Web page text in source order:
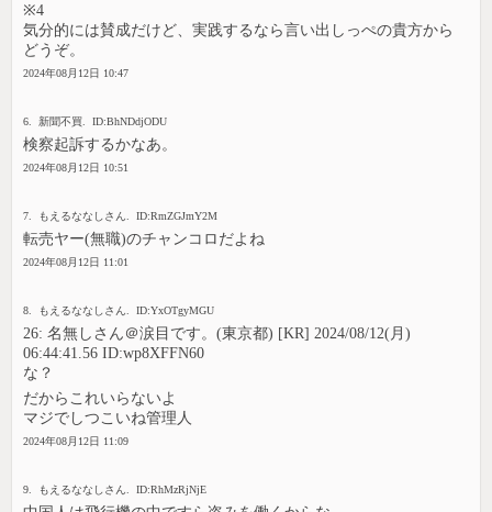
※4
気分的には賛成だけど、実践するなら言い出しっぺの貴方から
どうぞ。
2024年08月12日 10:47
6. 新聞不買. ID:BhNDdjODU
検察起訴するかなあ。
2024年08月12日 10:51
7. もえるななしさん. ID:RmZGJmY2M
転売ヤー(無職)のチャンコロだよね
2024年08月12日 11:01
8. もえるななしさん. ID:YxOTgyMGU
26: 名無しさん＠涙目です。(東京都) [KR] 2024/08/12(月)
06:44:41.56 ID:wp8XFFN60
な？
だからこれいらないよ
マジでしつこいね管理人
2024年08月12日 11:09
9. もえるななしさん. ID:RhMzRjNjE